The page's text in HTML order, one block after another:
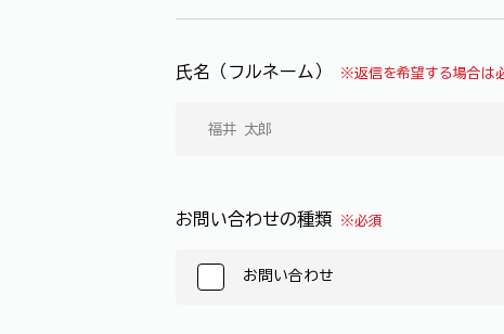
氏名（フルネーム） ※返信を希望する場合は
お問い合わせの種類 ※必須
お問い合わせ